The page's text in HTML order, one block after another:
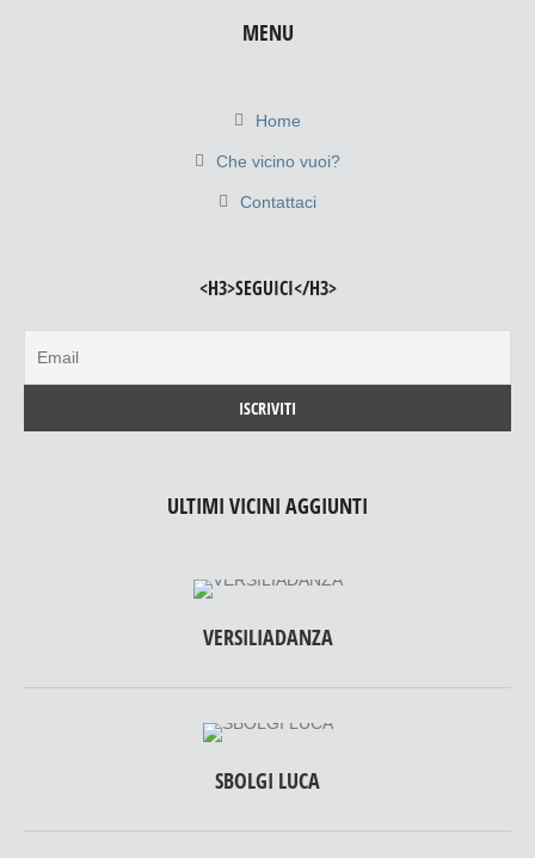
MENU
Home
Che vicino vuoi?
Contattaci
<H3>SEGUICI</H3>
ULTIMI VICINI AGGIUNTI
VERSILIADANZA
SBOLGI LUCA